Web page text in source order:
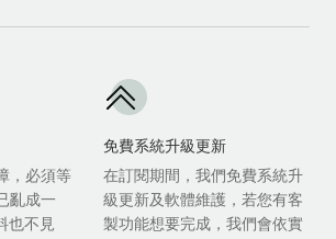
，必須等
亂成一
也不見
免費系統升級更新
在訂閱期間，我們免費系統升
級更新及軟體維護，若您有客
製功能想要完成，我們會依實